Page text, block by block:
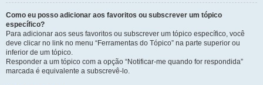
Como eu posso adicionar aos favoritos ou subscrever um tópico
específico?
Para adicionar aos seus favoritos ou subscrever um tópico específico, você
deve clicar no link no menu “Ferramentas do Tópico” na parte superior ou
inferior de um tópico.
Responder a um tópico com a opção “Notificar-me quando for respondida”
marcada é equivalente a subscrevê-lo.